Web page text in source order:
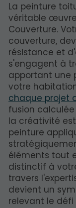
La peinture
véritable
Couverture.
couverture,
résistance et
s'engagent à
apportant une
votre
chaque projet
fusion
la créativité
peinture
éléments tout
distinctif à
travers
devient un
relevant le